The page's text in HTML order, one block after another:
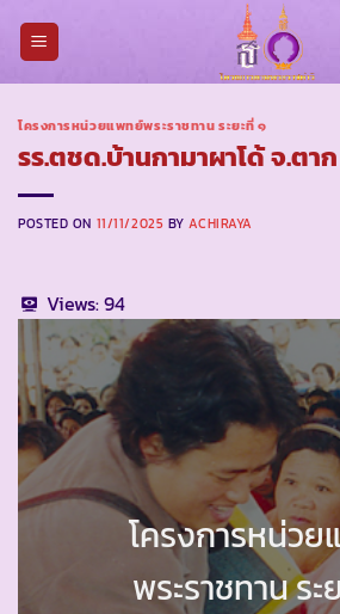
โครงการหน่วยแพทย์พระราชทาน ระยะที่ ๑
รร.ตชด.บ้านกามาผาโด้ จ.ตาก
POSTED ON 11/11/2025 BYACHIRAYA
Views:94
โครงการหน่ว
พระราชทาน ระ